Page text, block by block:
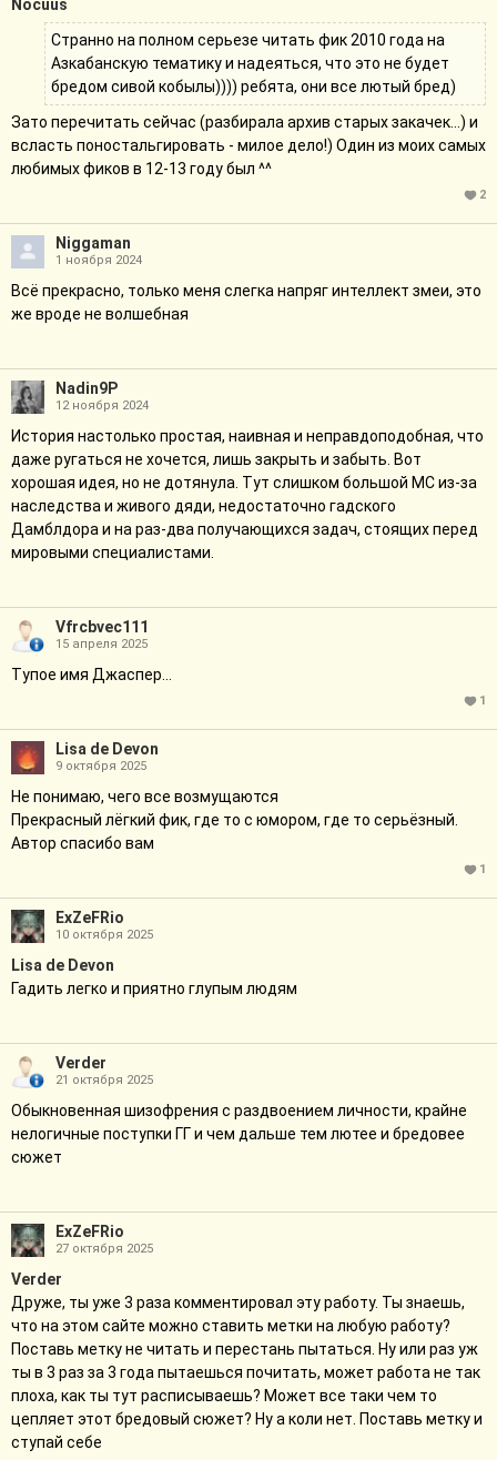
Nocuus
Странно на полном серьезе читать фик 2010 года на
Азкабанскую тематику и надеяться, что это не будет
бредом сивой кобылы)))) ребята, они все лютый бред)
Зато перечитать сейчас (разбирала архив старых закачек...) и
всласть поностальгировать - милое дело!) Один из моих самых
любимых фиков в 12-13 году был ^^
2
Niggaman
1 ноября 2024
Всё прекрасно, только меня слегка напряг интеллект змеи, это
же вроде не волшебная
Nadin9P
12 ноября 2024
История настолько простая, наивная и неправдоподобная, что
даже ругаться не хочется, лишь закрыть и забыть. Вот
хорошая идея, но не дотянула. Тут слишком большой МС из-за
наследства и живого дяди, недостаточно гадского
Дамблдора и на раз-два получающихся задач, стоящих перед
мировыми специалистами.
Vfrcbvec111
15 апреля 2025
Тупое имя Джаспер...
1
Lisa de Devon
9 октября 2025
Не понимаю, чего все возмущаются
Прекрасный лёгкий фик, где то с юмором, где то серьёзный.
Автор спасибо вам
1
ExZeFRio
10 октября 2025
Lisa de Devon
Гадить легко и приятно глупым людям
Verder
21 октября 2025
Обыкновенная шизофрения с раздвоением личности, крайне
нелогичные поступки ГГ и чем дальше тем лютее и бредовее
сюжет
ExZeFRio
27 октября 2025
Verder
Друже, ты уже 3 раза комментировал эту работу. Ты знаешь,
что на этом сайте можно ставить метки на любую работу?
Поставь метку не читать и перестань пытаться. Ну или раз уж
ты в 3 раз за 3 года пытаешься почитать, может работа не так
плоха, как ты тут расписываешь? Может все таки чем то
цепляет этот бредовый сюжет? Ну а коли нет. Поставь метку и
ступай себе